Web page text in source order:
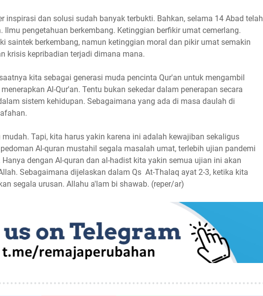
inspirasi dan solusi sudah banyak terbukti. Bahkan, selama 14 Abad telah
Ilmu pengetahuan berkembang. Ketinggian berfikir umat cemerlang.
saintek berkembang, namun ketinggian moral dan pikir umat semakin
krisis kepribadian terjadi dimana mana.
kita sebagai generasi muda pencinta Qur'an untuk mengambil
Al-Qur'an. Tentu bukan sekedar dalam penerapan secara
sistem kehidupan. Sebagaimana yang ada di masa daulah di
Tapi, kita harus yakin karena ini adalah kewajiban sekaligus
Al-quran mustahil segala masalah umat, terlebih ujian pandemi
dengan Al-quran dan al-hadist kita yakin semua ujian ini akan
Sebagaimana dijelaskan dalam Qs At-Thalaq ayat 2-3, ketika kita
segala urusan. Allahu a'lam bi shawab. (reper/ar)